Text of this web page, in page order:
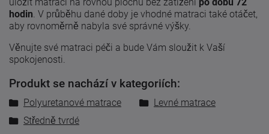
hodin. V průběhu dané doby je vhodné matraci také otáčet,
aby rovnoměrně nabyla své správné výšky.
Věnujte své matraci péči a bude Vám sloužit k Vaší
spokojenosti.
Produkt se nachází v kategoriích:
Polyuretanové matrace
Levné matrace
Středně tvrdé